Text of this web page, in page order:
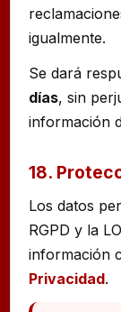
igualmente.
Se dará
días, sin
información
18.
Los datos
RGPD y la
información
Privacidad.